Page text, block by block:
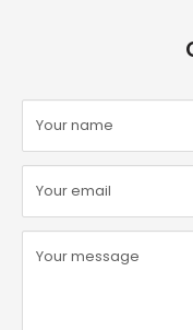
Your name
Your email
Your message